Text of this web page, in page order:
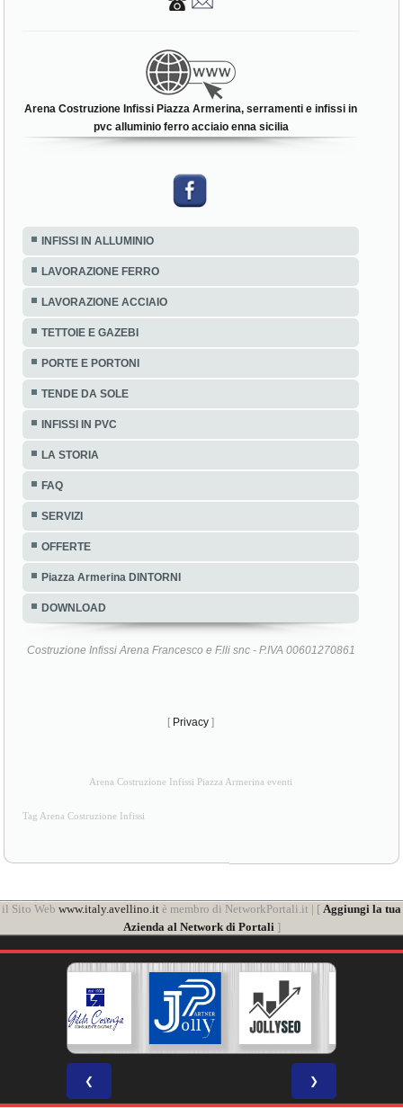
Arena Costruzione Infissi Piazza Armerina, serramenti e infissi in
pvc alluminio ferro acciaio enna sicilia
INFISSI IN ALLUMINIO
LAVORAZIONE FERRO
LAVORAZIONE ACCIAIO
TETTOIE E GAZEBI
PORTE E PORTONI
TENDE DA SOLE
INFISSI IN PVC
LA STORIA
FAQ
SERVIZI
OFFERTE
Piazza Armerina DINTORNI
DOWNLOAD
Costruzione Infissi Arena Francesco e F.lli snc - P.IVA 00601270861
[ Privacy ]
Arena Costruzione Infissi Piazza Armerina eventi
Tag Arena Costruzione Infissi
il Sito Web www.italy.avellino.it è membro di NetworkPortali.it | [ Aggiungi la tua
Azienda al Network di Portali ]
❮ ❯